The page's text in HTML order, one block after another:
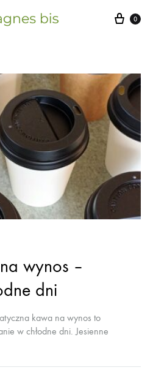
Cart
0
wynos –
dni
kawa na wynos to
w chłodne dni. Jesienne
komponują się z sezonem, a